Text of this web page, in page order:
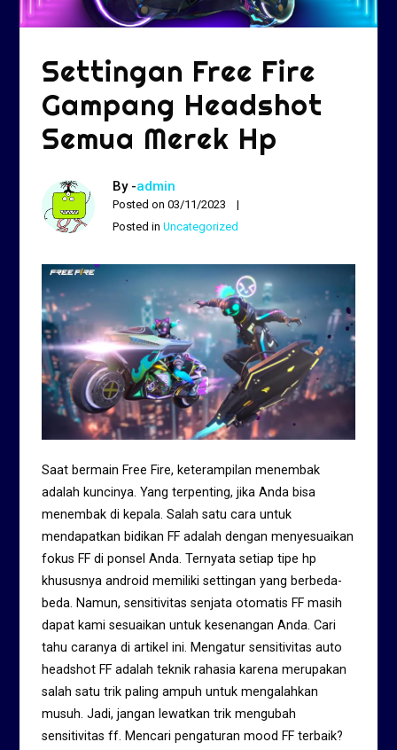
Settingan Free Fire
Gampang Headshot
Semua Merek Hp
By -admin
Posted on03/11/2023
Posted inUncategorized
Saat bermain Free Fire, keterampilan menembak
adalah kuncinya. Yang terpenting, jika Anda bisa
menembak di kepala. Salah satu cara untuk
mendapatkan bidikan FF adalah dengan menyesuaikan
fokus FF di ponsel Anda. Ternyata setiap tipe hp
khususnya android memiliki settingan yang berbeda-
beda. Namun, sensitivitas senjata otomatis FF masih
dapat kami sesuaikan untuk kesenangan Anda. Cari
tahu caranya di artikel ini. Mengatur sensitivitas auto
headshot FF adalah teknik rahasia karena merupakan
salah satu trik paling ampuh untuk mengalahkan
musuh. Jadi, jangan lewatkan trik mengubah
sensitivitas ff. Mencari pengaturan mood FF terbaik?